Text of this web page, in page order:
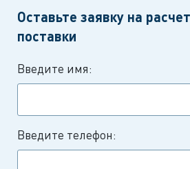
Оставьте заявку на
поставки
Введите имя:
Введите телефон: